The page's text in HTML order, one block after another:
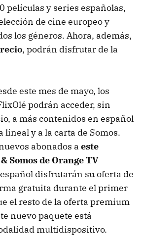
películas y series españolas,
de cine europeo y
los géneros. Ahora, además,
, podrán disfrutar de la
este mes de mayo, los
podrán acceder, sin
a más contenidos en español
lineal y a la carta de Somos.
abonados a este
Somos de Orange TV
disfrutarán su oferta de
gratuita durante el primer
el resto de la oferta premium
nuevo paquete está
multidispositivo.